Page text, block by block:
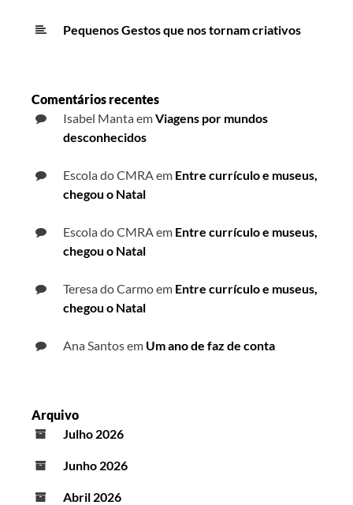
Pequenos Gestos que nos tornam criativos
Comentários recentes
Isabel MantaemViagens por mundos
desconhecidos
Escola do CMRA em Entre currículo e museus,
chegou o Natal
Escola do CMRA em Entre currículo e museus,
chegou o Natal
Teresa do Carmoem Entre currículo e museus,
chegou o Natal
Ana Santosem Um ano de faz de conta
Arquivo
Julho 2026
Junho 2026
Abril 2026